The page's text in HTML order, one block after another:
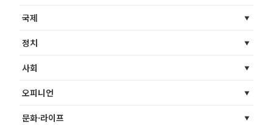
국제
정치
사회
오피니언
문화·라이프